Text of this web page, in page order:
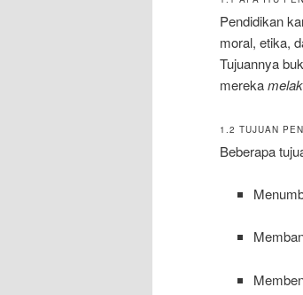
Pendidikan
moral, etika,
Tujuannya
mereka
1.2 TUJUAN
Beberapa